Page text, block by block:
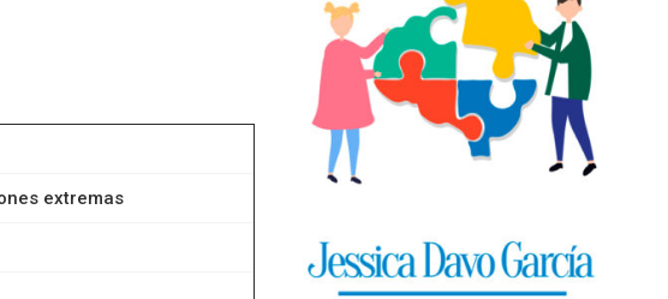
extremas